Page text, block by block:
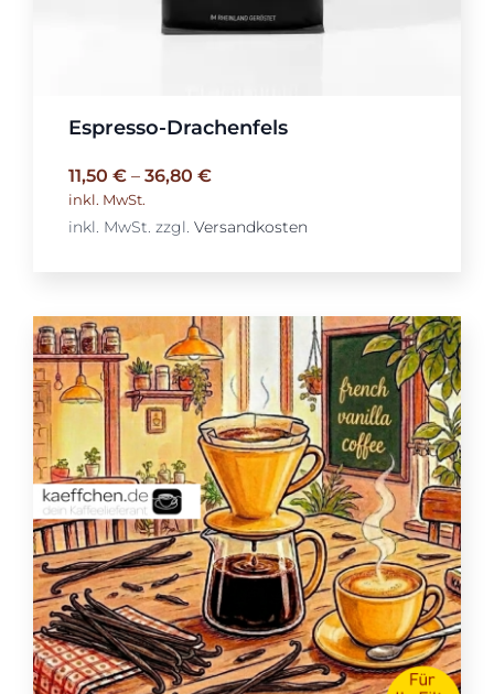
Espresso-Drachenfels
11,50 €– 36,80 €
inkl. MwSt.
inkl. MwSt. zzgl. Versandkosten